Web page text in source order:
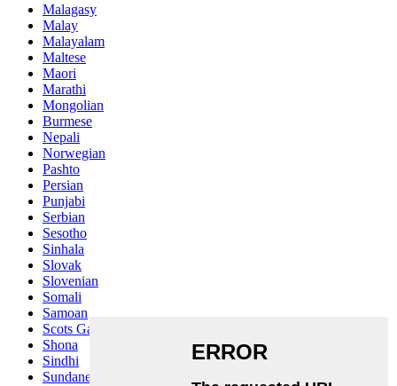
Malagasy
Malay
Malayalam
Maltese
Maori
Marathi
Mongolian
Burmese
Nepali
Norwegian
Pashto
Persian
Punjabi
Serbian
Sesotho
Sinhala
Slovak
Slovenian
Somali
Samoan
Scots Gaelic
Shona
Sindhi
Sundanese